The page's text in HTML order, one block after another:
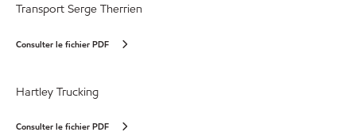
Transport Serge Therrien
Consulter le fichier PDF
Hartley Trucking
Consulter le fichier PDF